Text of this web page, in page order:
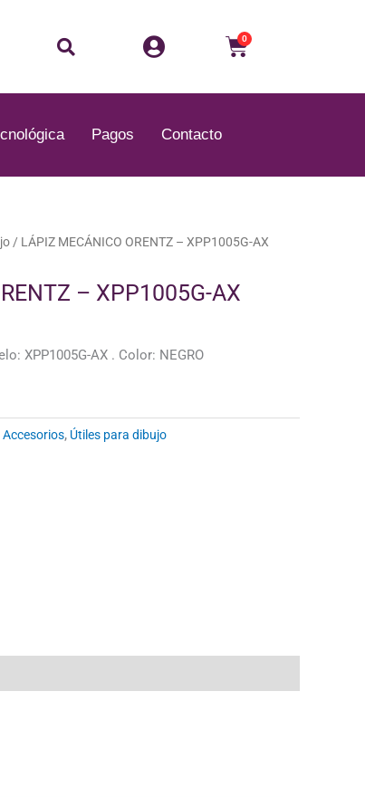
Buscar 0
Carrito
Pagos Contacto
/ LÁPIZ MECÁNICO ORENTZ – XPP1005G-AX
– XPP1005G-AX
XPP1005G-AX . Color: NEGRO
Accesorios, Útiles para dibujo